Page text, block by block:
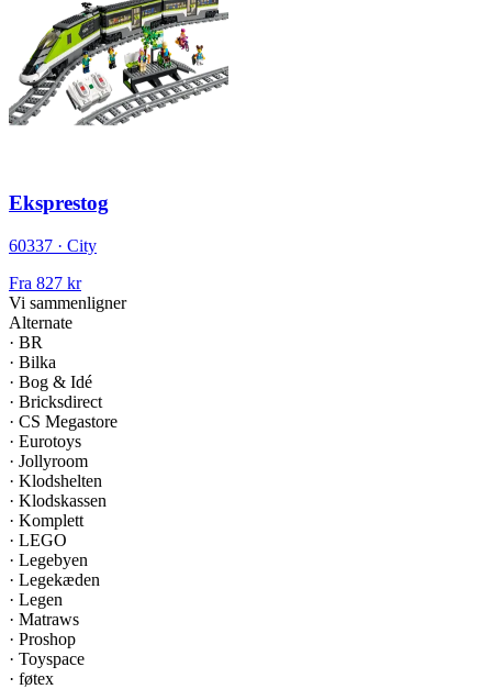
Eksprestog
60337 · City
Fra 827 kr
Vi sammenligner
Alternate
· BR
· Bilka
· Bog & Idé
· Bricksdirect
· CS Megastore
· Eurotoys
· Jollyroom
· Klodshelten
· Klodskassen
· Komplett
· LEGO
· Legebyen
· Legekæden
· Legen
· Matraws
· Proshop
· Toyspace
· føtex